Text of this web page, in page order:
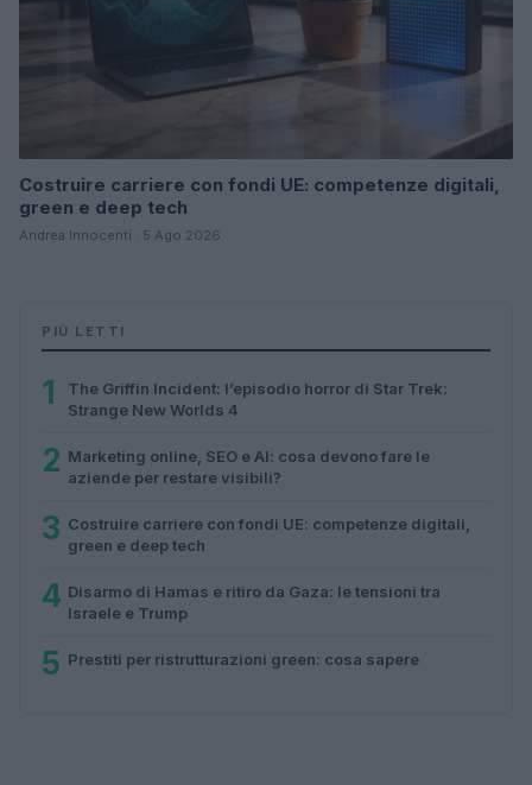
Costruire carriere con fondi UE: competenze digitali,
green e deep tech
Andrea Innocenti · 5 Ago 2026
PIÙ LETTI
1
The Griffin Incident: l’episodio horror di Star Trek:
Strange New Worlds 4
2 Marketing online, SEO e AI: cosa devono fare le
aziende per restare visibili?
3 Costruire carriere con fondi UE: competenze digitali,
green e deep tech
4 Disarmo di Hamas e ritiro da Gaza: le tensioni tra
Israele e Trump
5 Prestiti per ristrutturazioni green: cosa sapere